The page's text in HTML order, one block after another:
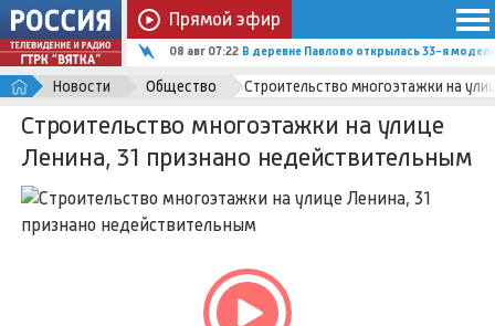
Прямой эфир
08 авг 07:22 В деревне Павлово открылась 33-я
Новости Общество Строительство многоэтажки на
Строительство многоэтажки на улице
Ленина, 31 признано недействительным